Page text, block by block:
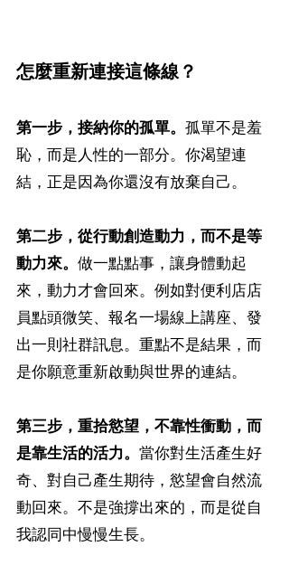
怎麼重新連接這條線？
第一步，接納你的孤單。 孤單不是羞
恥，而是人性的一部分。你渴望連
結，正是因為你還沒有放棄自己。
第二步，從行動創造動力，而不是等
動力來。 做一點點事，讓身體動起
來，動力才會回來。例如對便利店店
員點頭微笑、報名一場線上講座、發
出一則社群訊息。重點不是結果，而
是你願意重新啟動與世界的連結。
第三步，重拾慾望，不靠性衝動，而
是靠生活的活力。 當你對生活產生好
奇、對自己產生期待，慾望會自然流
動回來。不是強撐出來的，而是從自
我認同中慢慢生長。